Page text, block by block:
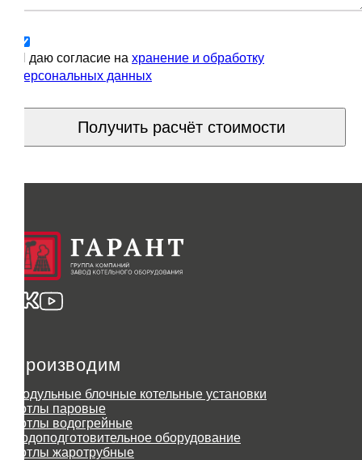
Я даю согласие на хранение и обработку
персональных данных
Получить расчёт стоимости
Производим
Модульные блочные котельные установки
Котлы паровые
Котлы водогрейные
Водоподготовительное оборудование
Котлы жаротрубные